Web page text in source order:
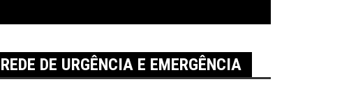
DE URGÊNCIA E EMERGÊNCIA